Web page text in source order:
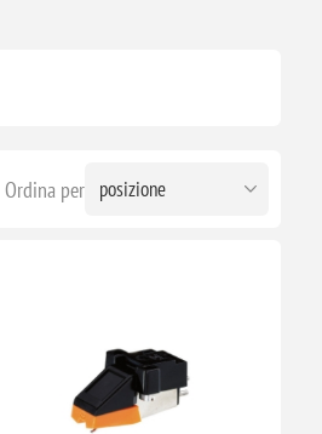
Ordina per